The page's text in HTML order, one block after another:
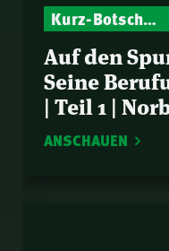
Kurz-Botschaften – Biblische Impulse mit Zukunft im Blick
Auf den
Seine
| Teil 1 |
ANSCHAUEN